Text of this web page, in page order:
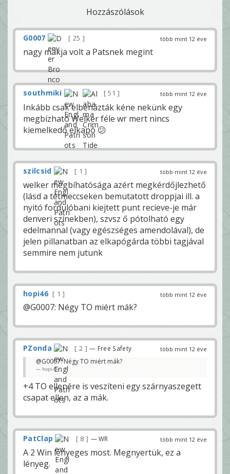
Hozzászólások
több mint 12 éve
G0007 25
nagy mákja volt a Patsnek megint
több mint 12 éve
southmiki 51
Inkább csak elbénázták kéne nekünk egy
megbízható Welker féle wr mert nincs
kiemelkedő elkapó 😕
több mint 12 éve
szilcsid 1
welker megbíhatósága azért megkérdőjlezhető
(lásd a tétmeccseken bemutatott droppjai ill. a
nyitó fordulóbani kiejtett punt recieve-je már
denveri színekben), szvsz ő pótolható egy
edelmannal (vagy egészséges amendolával), de
jelen pillanatban az elkapógárda többi tagjával
semmire nem jutunk
több mint 12 éve
hopi46 1
@G0007: Négy TO miért mák?
több mint 12 éve
PZonda 2 — Free Safety
@G0007: Négy TO miért mák?
hopi46
+4 TO ellenére is veszíteni egy szárnyaszegett
csapat ellen, az a mák.
több mint 12 éve
PatClap 8 — WR
A 2 Win lényeges most. Megnyertük, ez a
lényeg.